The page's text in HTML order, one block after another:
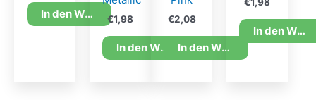
In den Warenkorb €1,98
In den Warenkorb
€2,08
In den Warenkorb
€1,98
In den Warenkorb